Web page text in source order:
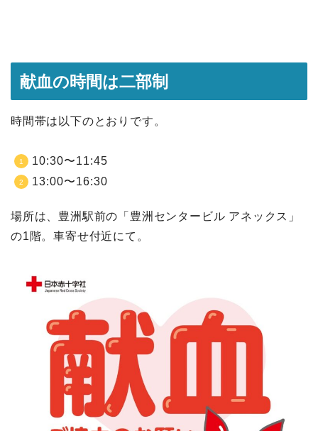
献血の時間は二部制
時間帯は以下のとおりです。
10:30〜11:45
13:00〜16:30
場所は、豊洲駅前の「豊洲センタービル アネックス」
の1階。車寄せ付近にて。